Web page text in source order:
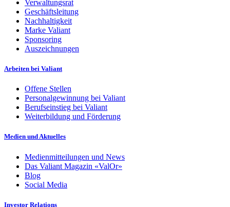
Verwaltungsrat
Geschäftsleitung
Nachhaltigkeit
Marke Valiant
Sponsoring
Auszeichnungen
Arbeiten bei Valiant
Offene Stellen
Personalgewinnung bei Valiant
Berufseinstieg bei Valiant
Weiterbildung und Förderung
Medien und Aktuelles
Medienmitteilungen und News
Das Valiant Magazin «ValOr»
Blog
Social Media
Investor Relations